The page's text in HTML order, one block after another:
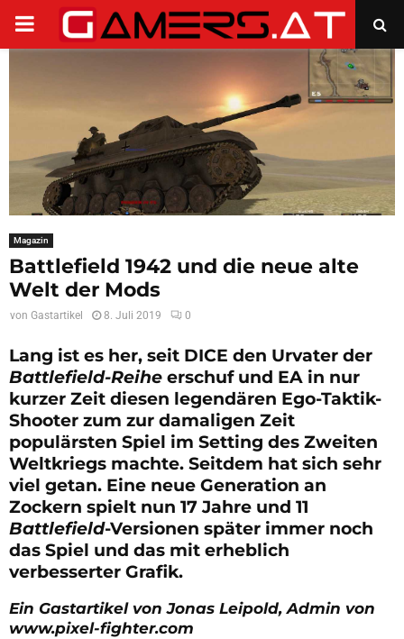
PRIMARY
Magazin
Battlefield 1942 und die neue alte
Welt der Mods
von Gastartikel 8. Juli 2019 0
Lang ist es her, seit DICE den Urvater der
Battlefield-Reihe erschuf und EA in nur
kurzer Zeit diesen legendären Ego-Taktik-
Shooter zum zur damaligen Zeit
populärsten Spiel im Setting des Zweiten
Weltkriegs machte. Seitdem hat sich sehr
viel getan. Eine neue Generation an
Zockern spielt nun 17 Jahre und 11
Battlefield-Versionen später immer noch
das Spiel und das mit erheblich
verbesserter Grafik.
Ein Gastartikel von Jonas Leipold, Admin von
www.pixel-fighter.com